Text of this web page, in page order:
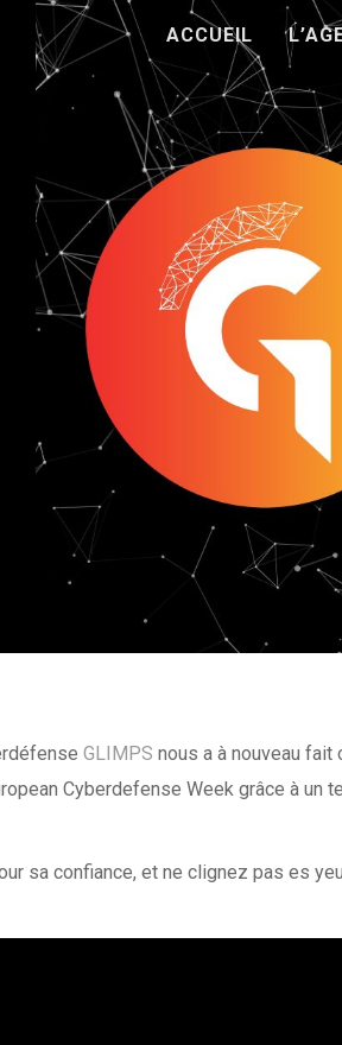
ACCUEIL
GLIMPS nous a à nouveau fait
Cyberdefense Week grâce à
sa confiance, et ne clignez pas es